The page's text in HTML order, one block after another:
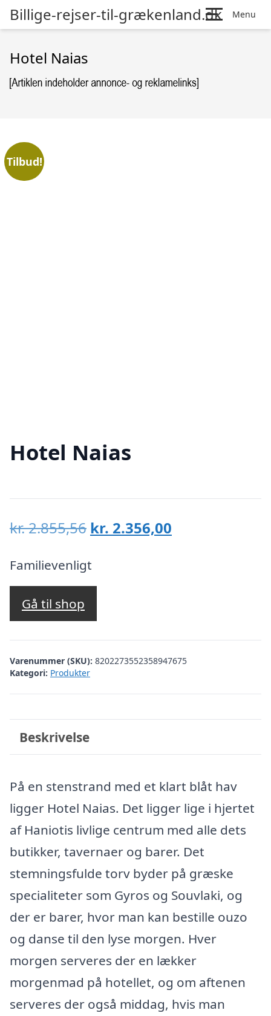
Billige-rejser-til-grækenland.dk Menu
Hotel Naias
Tilbud!
Hotel Naias
kr.2.855,56 Den
pris
var:
kr. 2.356,00
Familievenligt
Gå til shop
Varenummer (SKU): 8202273552358947675
Kategori: Produkter
Beskrivelse
På en stenstrand med et klart blåt hav
ligger Hotel Naias. Det ligger lige i hjertet
af Haniotis livlige centrum med alle dets
butikker, tavernaer og barer. Det
stemningsfulde torv byder på græske
specialiteter som Gyros og Souvlaki, og
der er barer, hvor man kan bestille ouzo
og danse til den lyse morgen. Hver
morgen serveres der en lækker
morgenmad på hotellet, og om aftenen
serveres der også middag, hvis man